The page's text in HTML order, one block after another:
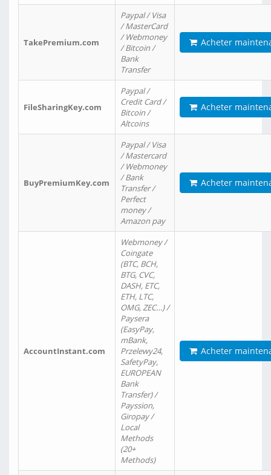
TakePremium.com
Paypal / Visa
/ MasterCard
/ Webmoney
/ Bitcoin /
Bank
Transfer
Acheter
FileSharingKey.com
Paypal /
Credit Card /
Bitcoin /
Altcoins
Acheter
BuyPremiumKey.com
Paypal / Visa
/ Mastercard
/ Webmoney
/ Bank
Transfer /
Perfect
money /
Amazon pay
Acheter
AccountInstant.com
Webmoney /
Coingate
(BTC, BCH,
BTG, CVC,
DASH, ETC,
ETH, LTC,
OMG, ZEC…) /
Paysera
(EasyPay,
mBank,
Przelewy24,
SafetyPay,
EUROPEAN
Bank
Transfer) /
Payssion,
Giropay /
Local
Methods
(20+
Methods)
Acheter